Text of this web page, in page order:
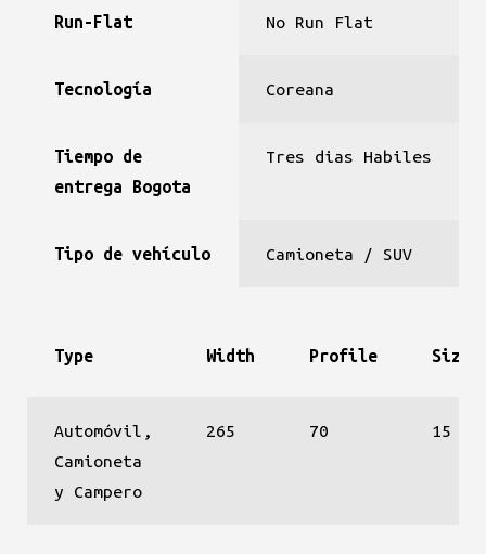
Run-Flat No Run Flat
Tecnología Coreana
Tiempo de
entrega Bogota
Tres dias Habiles
Tipo de vehículo Camioneta / SUV
Type Width Profile Size
Automóvil,
Camioneta
y Campero
265 70 15